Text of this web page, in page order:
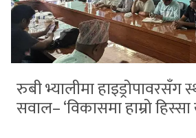
रुबी भ्यालीमा हाइड्रोपावरसँग
सवाल– ‘विकासमा हाम्रो हिस्सा